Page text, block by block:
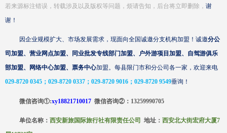
若来源标注错误，转载涉及以及版权等问题，烦请告知，后台将立即删除， 谢
谢！
因企业规模扩大、市场发展需求，现面向全国诚邀分支机构加盟！诚邀分公
司加盟、营业网点加盟、同业批发专线部门加盟、户外游项目加盟、自驾游俱乐
部加盟、网络中心加盟、票务中心加盟。每县限门市和分公司各一家，欢迎来电
029-8720 0345；029-8720 0337；029-8720 9016；029-8720 9549垂询！
微信咨询①:xy18821710017微信咨询② ： 13259990705
单位名称：西安新旅国际旅行社有限责任公司 地址：西安北大街宏府大厦7